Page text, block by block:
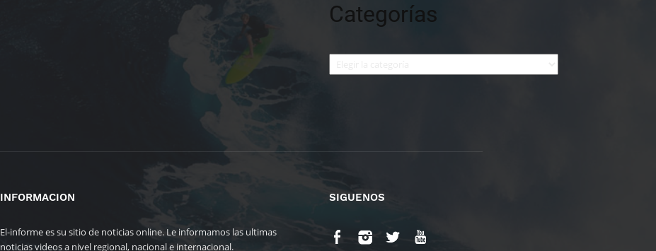
Categorías
Categorías
INFORMACION
El-informe es su sitio de noticias online. Le informamos las ultimas
noticias videos a nivel regional, nacional e internacional.
SIGUENOS